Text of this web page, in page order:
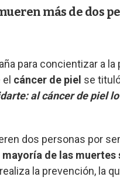
más de dos
para concientizar a la
cáncer de piel se
al cáncer de piel
dos personas por
mayoría de las muertes
la prevención, la